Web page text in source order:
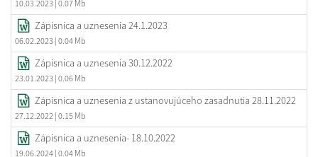
10.03.2023 | 0.07 Mb
Zápisnica a uznesenia 24.1.2023
06.02.2023 | 0.04 Mb
Zápisnica a uznesenia 30.12.2022
23.01.2023 | 0.06 Mb
Zápisnica a uznesenia z ustanovujúceho zasadnutia 28.11.2022
27.12.2022 | 0.15 Mb
Zápisnica a uznesenia- 18.10.2022
19.06.2024 | 0.04 Mb